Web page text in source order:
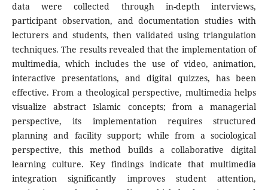
data were collected through in-depth interviews,
participant observation, and documentation studies with
lecturers and students, then validated using triangulation
techniques. The results revealed that the implementation of
multimedia, which includes the use of video, animation,
interactive presentations, and digital quizzes, has been
effective. From a theological perspective, multimedia helps
visualize abstract Islamic concepts; from a managerial
perspective, its implementation requires structured
planning and facility support; while from a sociological
perspective, this method builds a collaborative digital
learning culture. Key findings indicate that multimedia
integration significantly improves student attention,